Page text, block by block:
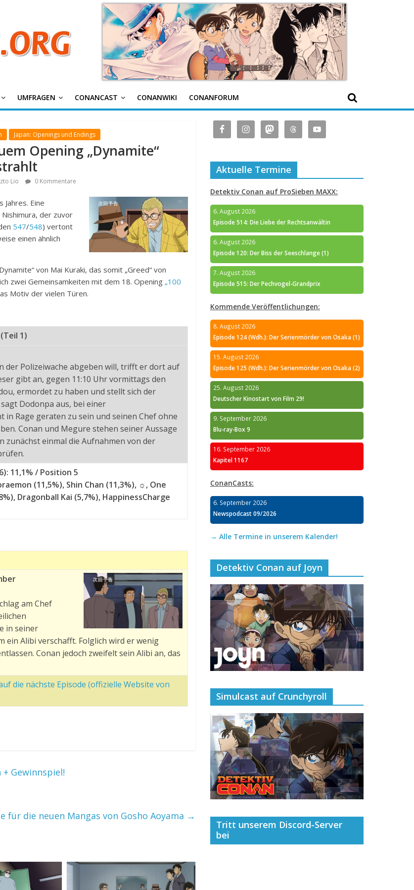
UMFRAGEN CONANCAST CONANWIKI CONANFORUM
Japan: Openings und Endings
Opening „Dynamite“
Lio 0 Kommentare
Eine
der zuvor
547/548) vertont
einen ähnlich
von Mai Kuraki, das somit „Greed“ von
zwei Gemeinsamkeiten mit dem 18. Opening „100
Motiv der vielen Türen.
1)
der Polizeiwache abgeben will, trifft er dort auf
gibt an, gegen 11:10 Uhr vormittags den
ermordet zu haben und stellt sich der
Dodonpa aus, bei einer
Rage geraten zu sein und seinen Chef ohne
Conan und Megure stehen seiner Aussage
einmal die Aufnahmen von der
11,1% / Position 5
(11,5%), Shin Chan (11,3%), ☼, One
Dragonball Kai (5,7%), HappinessCharge
am Chef
in seiner
ein Alibi verschafft. Folglich wird er wenig
Conan jedoch zweifelt sein Alibi an, das
die nächste Episode (offizielle Website von
+ Gewinnspiel!
für die neuen Mangas von Gosho Aoyama →
Aktuelle Termine
Detektiv Conan auf ProSieben MAXX:
6. August 2026
Episode 514: Die Liebe der Rechtsanwältin
6. August 2026
Episode 120: Der Biss der Seeschlange (1)
7. August 2026
Episode 515: Der Pechvogel-Grandprix
Kommende Veröffentlichungen:
8. August 2026
Episode 124 (Wdh.): Der Serienmörder von Osaka (1)
15. August 2026
Episode 125 (Wdh.): Der Serienmörder von Osaka (2)
25. August 2026
Deutscher Kinostart von Film 29!
9. September 2026
Blu-ray-Box 9
16. September 2026
Kapitel 1167
ConanCasts:
6. September 2026
Newspodcast 09/2026
→ Alle Termine in unserem Kalender!
Detektiv Conan auf Joyn
Simulcast auf Crunchyroll
Tritt unserem Discord-Server
bei